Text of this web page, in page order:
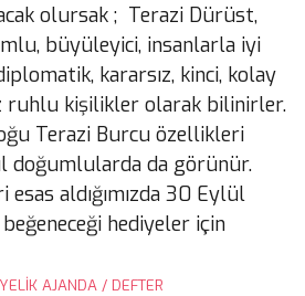
olursak ; Terazi Dürüst,
büyüleyici, insanlarla iyi
kararsız, kinci, kolay
ruhlu kişilikler olarak bilinirler.
Terazi Burcu özellikleri
doğumlularda da görünür.
esas aldığımızda 30 Eylül
hediyeler için
AJANDA / DEFTER